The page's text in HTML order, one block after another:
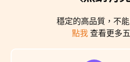
穩定的高品質，不
點我 查看更多